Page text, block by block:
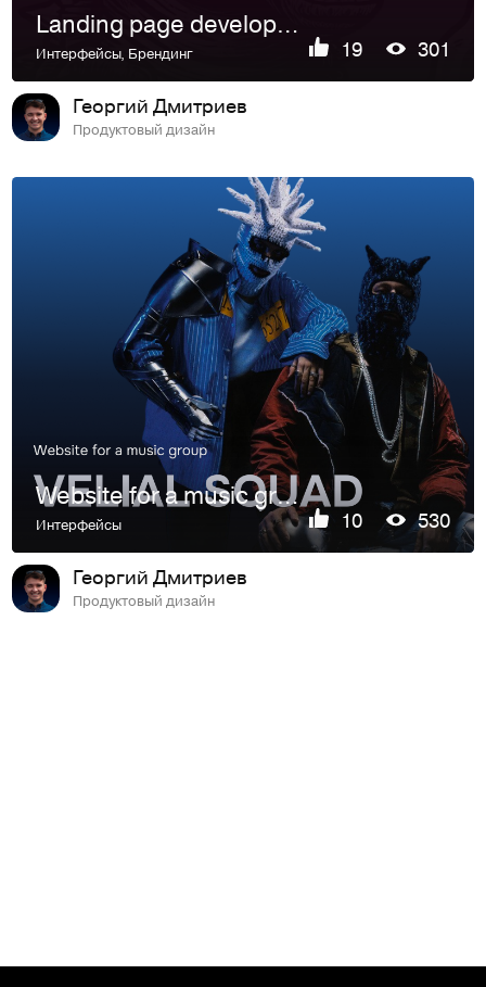
Landing page development | GOODZILLA
Интерфейсы, Брендинг 19 301
Георгий Дмитриев
Продуктовый дизайн
Website for a music group | Velial Squad
Интерфейсы 10 530
Георгий Дмитриев
Продуктовый дизайн